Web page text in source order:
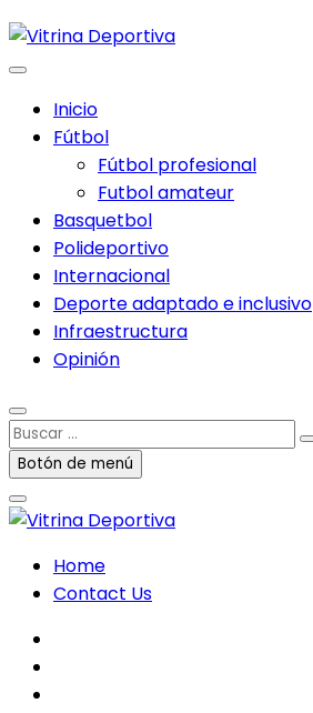
Inicio
Fútbol
Fútbol profesional
Futbol amateur
Basquetbol
Polideportivo
Internacional
Deporte adaptado e inclusivo
Infraestructura
Opinión
Buscar
…Botón de menú
Home
Contact Us